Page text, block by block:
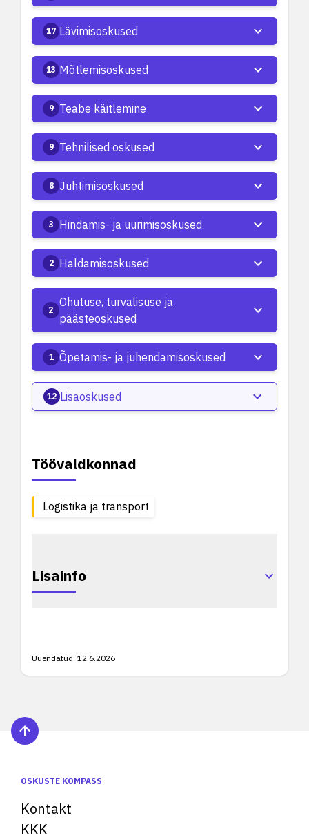
17 Lävimisoskused
13 Mõtlemisoskused
9 Teabe käitlemine
9 Tehnilised oskused
8 Juhtimisoskused
3 Hindamis- ja uurimisoskused
2 Haldamisoskused
2
Ohutuse, turvalisuse ja
päästeoskused
1 Õpetamis- ja juhendamisoskused
12 Lisaoskused
Töövaldkonnad
Logistika ja transport
Lisainfo
Uuendatud: 12.6.2026
OSKUSTE KOMPASS
Kontakt
KKK